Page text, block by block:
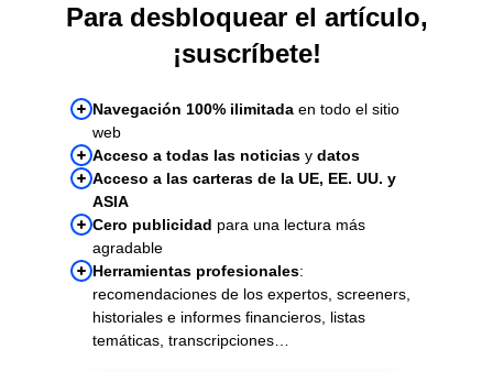
Para desbloquear el artículo,
¡suscríbete!
Navegación 100% ilimitada en todo el sitio
web
Acceso a todas las noticias y datos
Acceso a las carteras de la UE, EE. UU. y
ASIA
Cero publicidad para una lectura más
agradable
Herramientas profesionales:
recomendaciones de los expertos, screeners,
historiales e informes financieros, listas
temáticas, transcripciones…